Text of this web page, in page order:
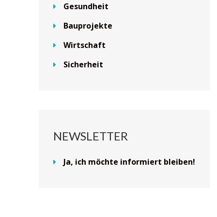
Gesundheit
Bauprojekte
Wirtschaft
Sicherheit
NEWSLETTER
Ja, ich möchte informiert bleiben!